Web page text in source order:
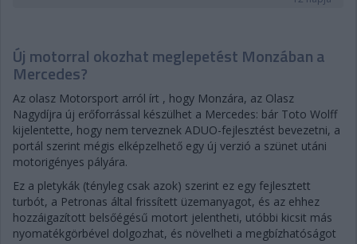
Új motorral okozhat meglepetést Monzában a
Mercedes?
Az olasz Motorsport arról írt , hogy Monzára, az Olasz
Nagydíjra új erőforrással készülhet a Mercedes: bár Toto Wolff
kijelentette, hogy nem terveznek ADUO-fejlesztést bevezetni, a
portál szerint mégis elképzelhető egy új verzió a szünet utáni
motorigényes pályára.
Ez a pletykák (tényleg csak azok) szerint ez egy fejlesztett
turbót, a Petronas által frissített üzemanyagot, és az ehhez
hozzáigazított belsőégésű motort jelentheti, utóbbi kicsit más
nyomatékgörbével dolgozhat, és növelheti a megbízhatóságot